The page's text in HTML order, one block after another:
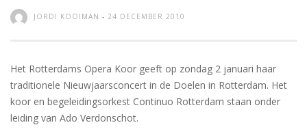
JORDI KOOIMAN - 24 DECEMBER 2010
Het Rotterdams Opera Koor geeft op zondag 2 januari haar
traditionele Nieuwjaarsconcert in de Doelen in Rotterdam. Het
koor en begeleidingsorkest Continuo Rotterdam staan onder
leiding van Ado Verdonschot.